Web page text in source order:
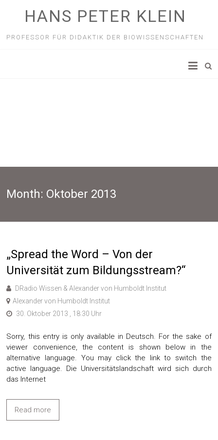
HANS PETER KLEIN
PROFESSOR FÜR DIDAKTIK DER BIOWISSENSCHAFTEN
Month: Oktober 2013
„Spread the Word – Von der
Universität zum Bildungsstream?“
DRadio Wissen & Alexander von Humboldt Institut
Alexander von Humboldt Institut
30. Oktober 2013 , 18:30 Uhr
Sorry, this entry is only available in Deutsch. For the sake of
viewer convenience, the content is shown below in the
alternative language. You may click the link to switch the
active language. Die Universitätslandschaft wird sich durch
das Internet
Read more